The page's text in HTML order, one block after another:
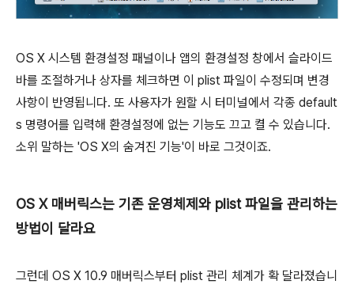
OS X 시스템 환경설정 패널이나 앱의 환경설정 창에서 슬라이드
바를 조절하거나 상자를 체크하면 이 plist 파일이 수정되며 변경
사항이 반영됩니다. 또 사용자가 원할 시 터미널에서 각종 default
s 명령어를 입력해 환경설정에 없는 기능도 끄고 켤 수 있습니다.
소위 말하는 'OS X의 숨겨진 기능'이 바로 그것이죠.
OS X 매버릭스는 기존 운영체제와 plist 파일을 관리하는
방법이 달라요
그런데 OS X 10.9 매버릭스부터 plist 관리 체계가 확 달라졌습니